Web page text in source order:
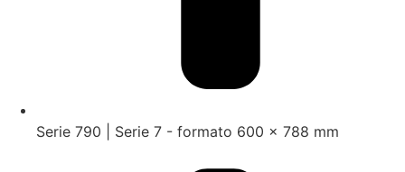
Serie 790 | Serie 7 - formato 600 x 788 mm